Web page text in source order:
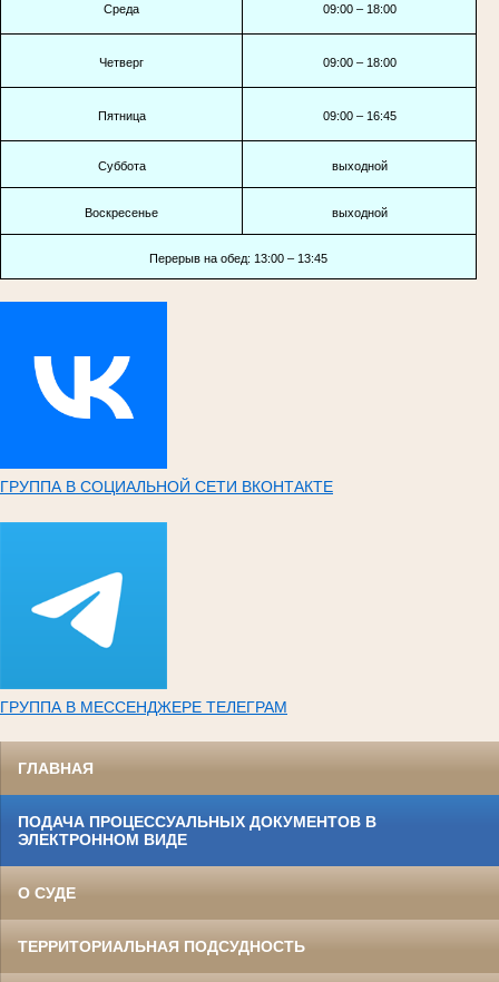
Среда 09:00 – 18:00
Четверг 09:00 – 18:00
Пятница 09:00 – 16:45
Суббота выходной
Воскресенье выходной
Перерыв на обед: 13:00 – 13:45
ГРУППА В СОЦИАЛЬНОЙ СЕТИ ВКОНТАКТЕ
ГРУППА В МЕССЕНДЖЕРЕ ТЕЛЕГРАМ
ГЛАВНАЯ
ПОДАЧА ПРОЦЕССУАЛЬНЫХ ДОКУМЕНТОВ В
ЭЛЕКТРОННОМ ВИДЕ
О СУДЕ
ТЕРРИТОРИАЛЬНАЯ ПОДСУДНОСТЬ